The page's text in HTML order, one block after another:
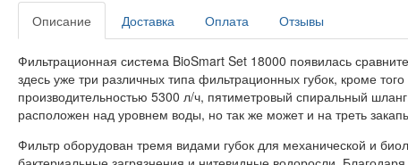
Описание Доставка Оплата Отзывы
Фильтрационная система BioSmart Set 18000 появилась
здесь уже три различных типа фильтрационных губок, кроме
производительностью 5300 л/ч, пятиметровый спиральный
расположен над уровнем воды, но так же может и на треть
Фильтр оборудован тремя видами губок для механической и